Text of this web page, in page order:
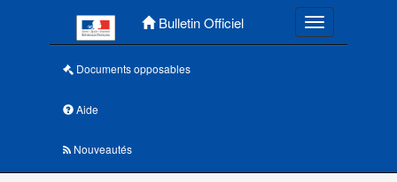
Bulletin Officiel Toggle
Documents opposables
Aide
Nouveautés